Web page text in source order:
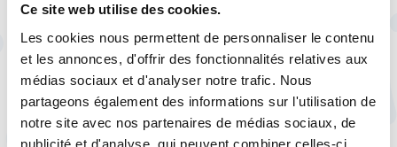
Ce site web utilise des cookies.
Les cookies nous permettent de personnaliser le contenu
et les annonces, d'offrir des fonctionnalités relatives aux
médias sociaux et d'analyser notre trafic. Nous
partageons également des informations sur l'utilisation de
notre site avec nos partenaires de médias sociaux, de
publicité et d'analyse, qui peuvent combiner celles-ci
À lire aussi